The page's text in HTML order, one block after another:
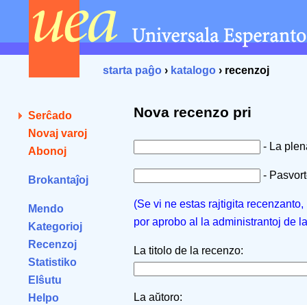
starta paĝo › katalogo › recenzoj
Serĉado
Novaj varoj
Abonoj
Brokantaĵoj
Mendo
Kategorioj
Recenzoj
Statistiko
Elŝutu
Helpo
Nova recenzo pri
- La
-
(Se vi ne estas rajtigita
por aprobo al la administrantoj de
La titolo de la recenzo:
La aŭtoro: